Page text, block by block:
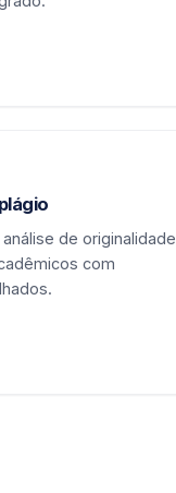
de originalidade
com